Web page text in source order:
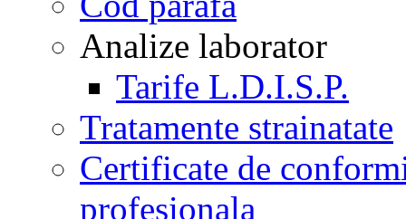
Analize laborator
Tarife L.D.I.S.P.
Tratamente strainatate
Certificate de
profesionala